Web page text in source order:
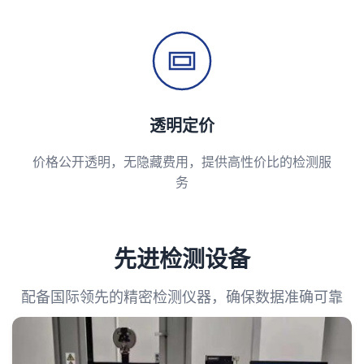
透明定价
价格公开透明，无隐藏费用，提供高性价比的检测服
务
先进检测设备
配备国际领先的精密检测仪器，确保数据准确可靠